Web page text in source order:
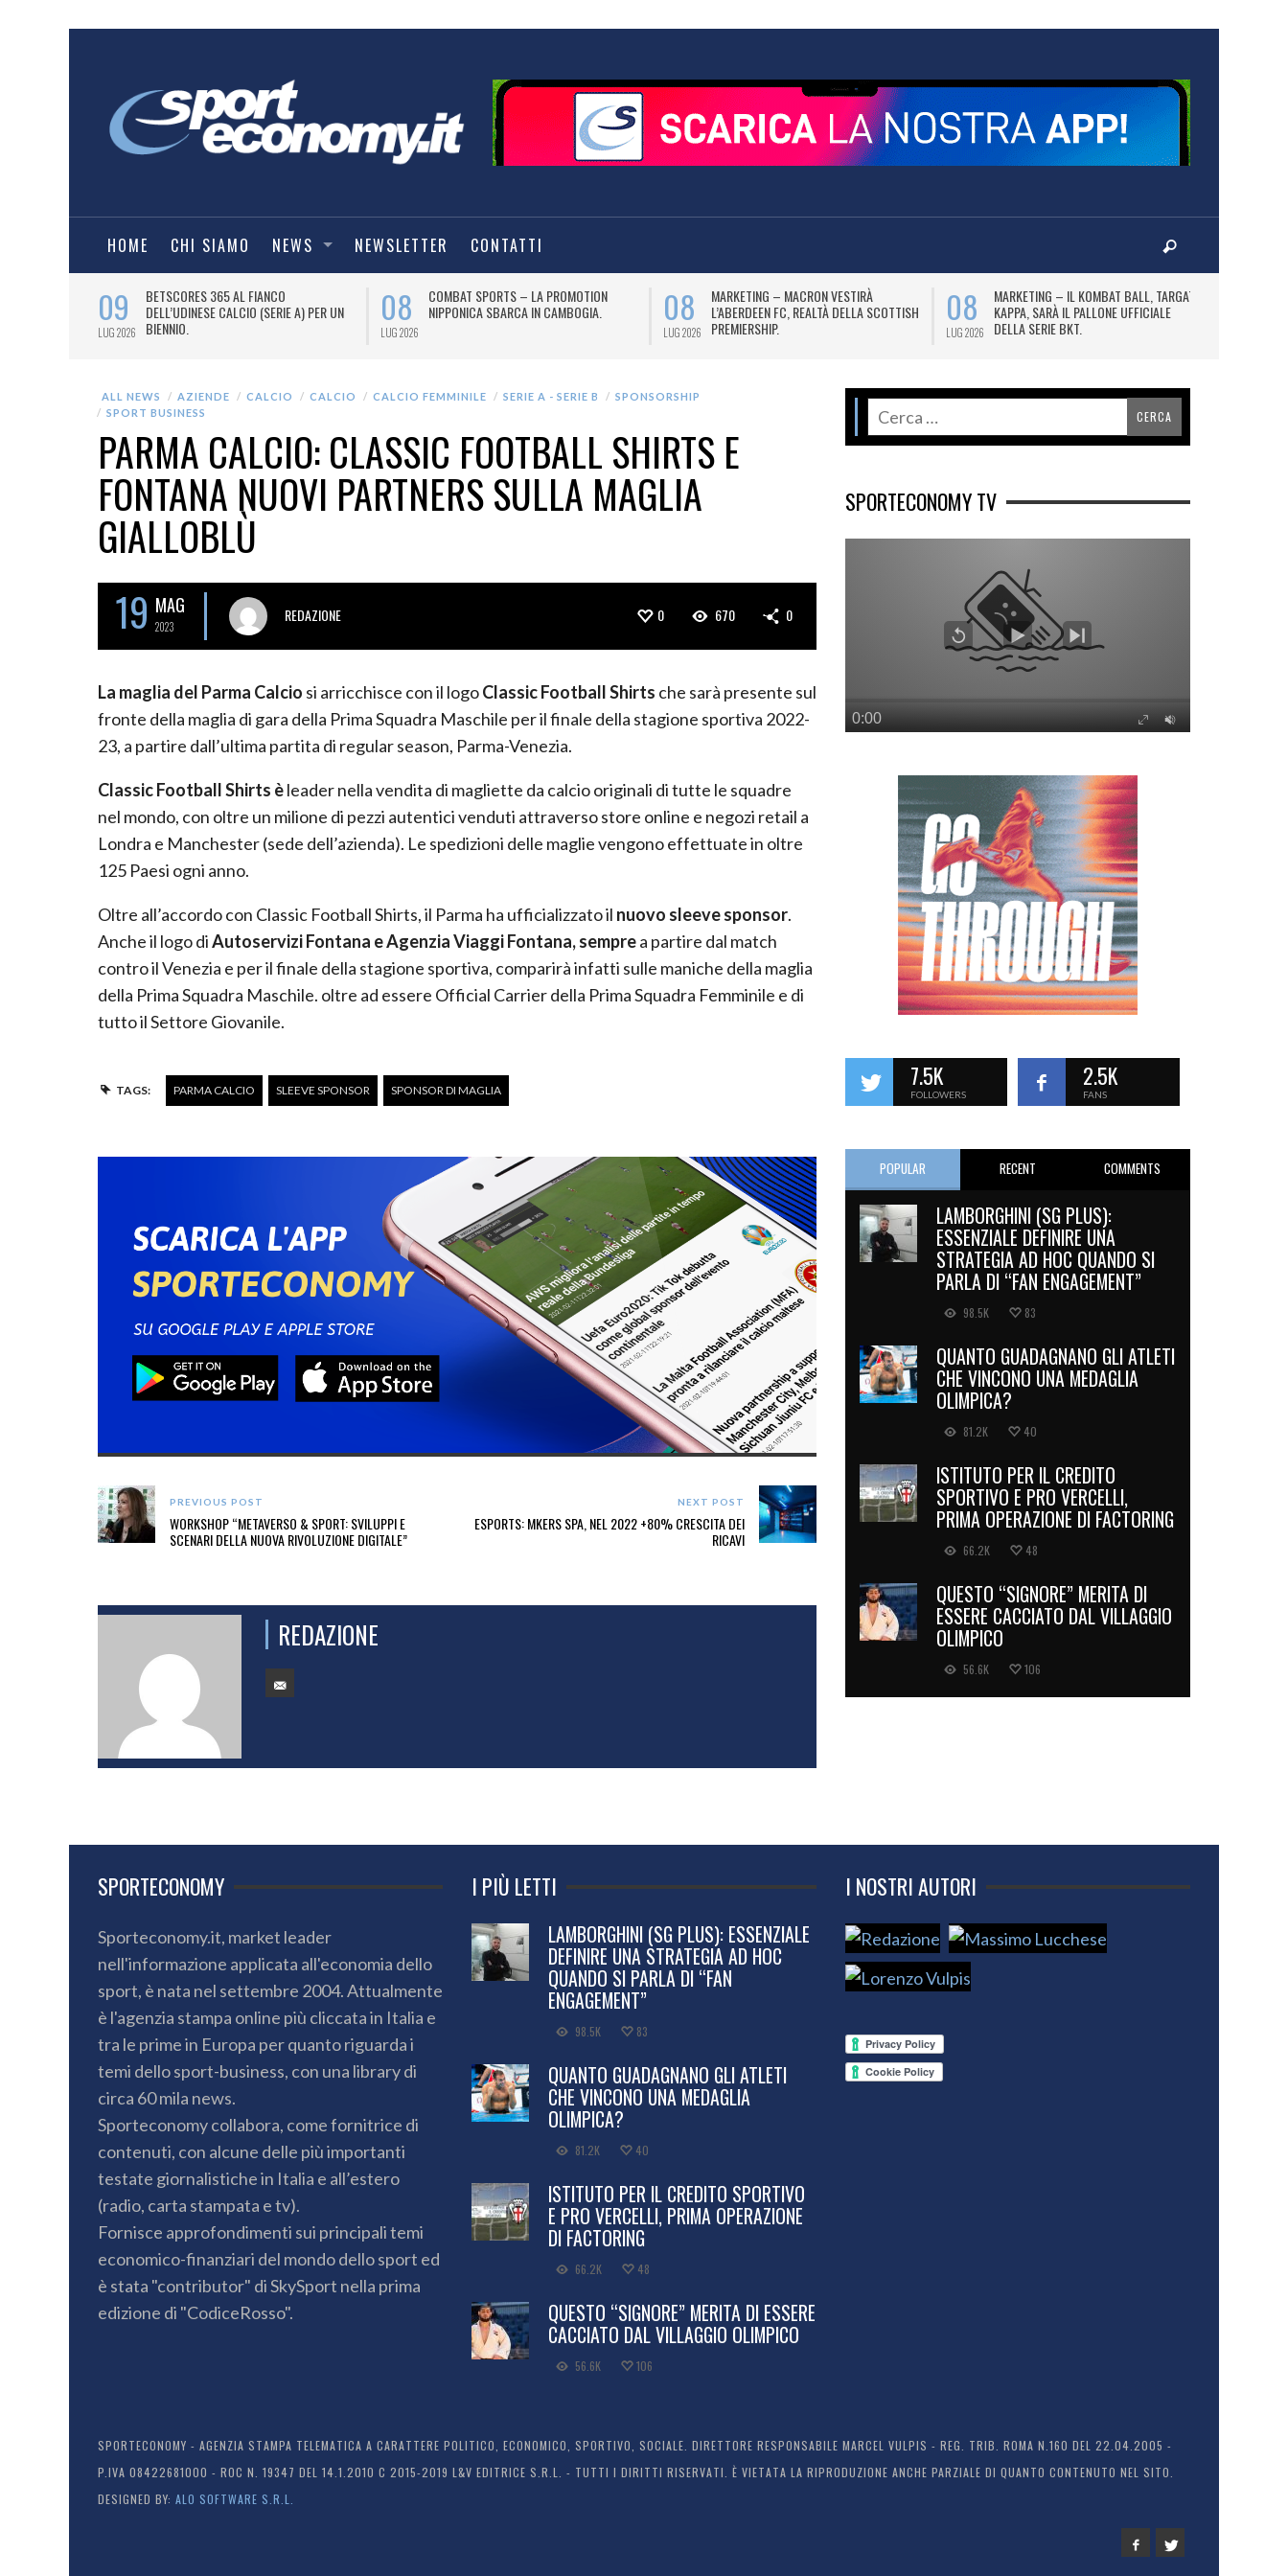
HOME CHI SIAMO NEWS NEWSLETTER CONTATTI
09
LUG 2026
BETSCORES 365 AL FIANCO
DELL’UDINESE CALCIO (SERIE A) PER UN
BIENNIO.
08
LUG 2026
COMBAT SPORTS – LA PROMOTION
NIPPONICA SBARCA IN CAMBOGIA.
08
LUG 2026
MARKETING – MACRON VESTIRÀ
L’ABERDEEN FC, REALTÀ DELLA SCOTTISH
PREMIERSHIP.
08
LUG 2026
MARKETING – IL KOMBAT BALL, TARGATO
KAPPA, SARÀ IL PALLONE UFFICIALE
DELLA SERIE BKT.
ALL NEWS AZIENDE CALCIO CALCIO CALCIO FEMMINILE SERIE A - SERIE B
SPONSORSHIP
SPORT BUSINESS
PARMA CALCIO: CLASSIC FOOTBALL SHIRTS E
FONTANA NUOVI PARTNERS SULLA MAGLIA
GIALLOBLÙ
19 MAG
2023
REDAZIONE 0 670 0
La maglia del Parma Calcio si arricchisce con il logoClassic Football Shirts che sarà presente sul
fronte della maglia di gara della Prima Squadra Maschile per il finale della stagione sportiva 2022-
23, a partire dall’ultima partita di regular season, Parma-Venezia.
Classic Football Shirts èleader nella vendita di magliette da calcio originali di tutte le squadre
nel mondo, con oltre un milione di pezzi autentici venduti attraverso store online e negozi retail a
Londra e Manchester (sede dell’azienda). Le spedizioni delle maglie vengono effettuate in oltre
125 Paesi ogni anno.
Oltre all’accordo con Classic Football Shirts, il Parma ha ufficializzato il nuovo sleeve sponsor.
Anche il logo diAutoservizi Fontana e Agenzia Viaggi Fontana, semprea partire dal match
contro il Venezia e per il finale della stagione sportiva, comparirà infatti sulle maniche della maglia
della Prima Squadra Maschile. oltre ad essere Official Carrier della Prima Squadra Femminile e di
tutto il Settore Giovanile.
TAGS: PARMA CALCIO SLEEVE SPONSOR SPONSOR DI MAGLIA
PREVIOUS POST
WORKSHOP “METAVERSO & SPORT: SVILUPPI E
SCENARI DELLA NUOVA RIVOLUZIONE DIGITALE”
NEXT POST
ESPORTS: MKERS SPA, NEL 2022 +80% CRESCITA DEI
RICAVI
REDAZIONE
SPORTECONOMY TV
7.5K
FOLLOWERS
2.5K
FANS
POPULAR RECENT COMMENTS
LAMBORGHINI (SG PLUS):
ESSENZIALE DEFINIRE UNA
STRATEGIA AD HOC QUANDO SI
PARLA DI “FAN ENGAGEMENT”
98.5K 83
QUANTO GUADAGNANO GLI ATLETI
CHE VINCONO UNA MEDAGLIA
OLIMPICA?
81.2K 40
ISTITUTO PER IL CREDITO
SPORTIVO E PRO VERCELLI,
PRIMA OPERAZIONE DI FACTORING
66.2K 48
QUESTO “SIGNORE” MERITA DI
ESSERE CACCIATO DAL VILLAGGIO
OLIMPICO
56.6K 106
SPORTECONOMY
Sporteconomy.it, market leader
nell'informazione applicata all'economia dello
sport, è nata nel settembre 2004. Attualmente
è l'agenzia stampa online più cliccata in Italia e
tra le prime in Europa per quanto riguarda i
temi dello sport-business, con una library di
circa 60 mila news.
Sporteconomy collabora, come fornitrice di
contenuti, con alcune delle più importanti
testate giornalistiche in Italia e all’estero
(radio, carta stampata e tv).
Fornisce approfondimenti sui principali temi
economico-finanziari del mondo dello sport ed
è stata "contributor" di SkySport nella prima
edizione di "CodiceRosso".
I PIÙ LETTI
LAMBORGHINI (SG PLUS): ESSENZIALE
DEFINIRE UNA STRATEGIA AD HOC
QUANDO SI PARLA DI “FAN
ENGAGEMENT”
98.5K 83
QUANTO GUADAGNANO GLI ATLETI
CHE VINCONO UNA MEDAGLIA
OLIMPICA?
81.2K 40
ISTITUTO PER IL CREDITO SPORTIVO
E PRO VERCELLI, PRIMA OPERAZIONE
DI FACTORING
66.2K 48
QUESTO “SIGNORE” MERITA DI ESSERE
CACCIATO DAL VILLAGGIO OLIMPICO
56.6K 106
I NOSTRI AUTORI
SPORTECONOMY - AGENZIA STAMPA TELEMATICA A CARATTERE POLITICO, ECONOMICO, SPORTIVO, SOCIALE. DIRETTORE RESPONSABILE MARCEL VULPIS - REG. TRIB. ROMA N.160 DEL 22.04.2005 -
P.IVA 08422681000 - ROC N. 19347 DEL 14.1.2010 C 2015-2019 L&V EDITRICE S.R.L. - TUTTI I DIRITTI RISERVATI. È VIETATA LA RIPRODUZIONE ANCHE PARZIALE DI QUANTO CONTENUTO NEL SITO.
DESIGNED BY: ALO SOFTWARE S.R.L.